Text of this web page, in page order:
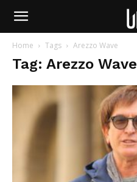
Home Tags Arezzo Wave
Tag: Arezzo Wave